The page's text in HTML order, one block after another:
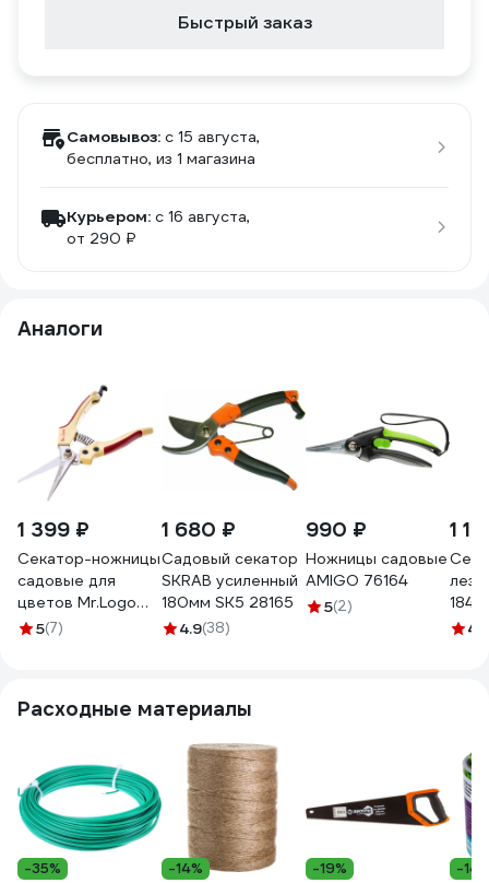
Быстрый заказ
Самовывоз: c 15 августа,
бесплатно, из 1 магазина
Курьером: c 16 августа,
от 290 ₽
Аналоги
1 399 ₽
Секатор-ножницы
садовые для
цветов Mr.Logo
идеально для
5(7)
1 680 ₽
Садовый секатор
SKRAB усиленный
180мм SK5 28165
4.9(38)
990 ₽
Ножницы садовые
AMIGO 76164
5(2)
1
4.1
Расходные материалы
-35% -14% -19% -